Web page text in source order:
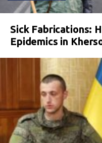
Sick Fabrications:
Epidemics in